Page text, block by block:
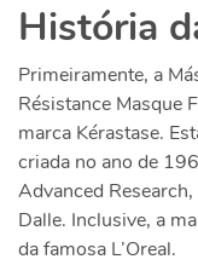
História
Primeiramente, a
Résistance Masque
marca Kérastase.
criada no ano de
Advanced
Dalle. Inclusive, a
da famosa L’Oreal.